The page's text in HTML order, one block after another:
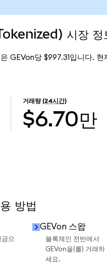
시장 정
GEVon당 $997.31입니다.
거래량 (24시간)
$6.70만
방법
금으
GEVon 스왑
블록체인 전반에서
GEVon을(를) 거래하
세요.